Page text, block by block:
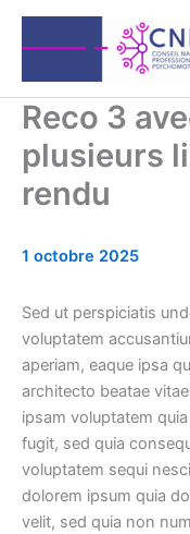
Aller
Reco 3
plusieurs
rendu
1 octobre 2025
Sed ut perspiciatis
voluptatem
aperiam, eaque ipsa
architecto beatae
ipsam voluptatem
fugit, sed quia
voluptatem sequi
dolorem ipsum quia
velit, sed quia non